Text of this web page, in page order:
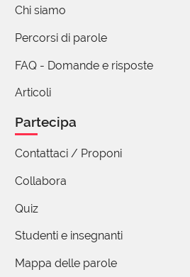
… non sia mai, guai a
Placido di UPAG… la sua
rasserenante : )
Stefano Ronchi
Per Valeria P.
termine che unisce il
Galla Placidia, ha avuto
Bene placido (Parola
Chi siamo
Percorsi di parole
FAQ - Domande e risposte
Articoli
Partecipa
Contattaci / Proponi
Collabora
Quiz
Studenti e insegnanti
Mappa delle parole